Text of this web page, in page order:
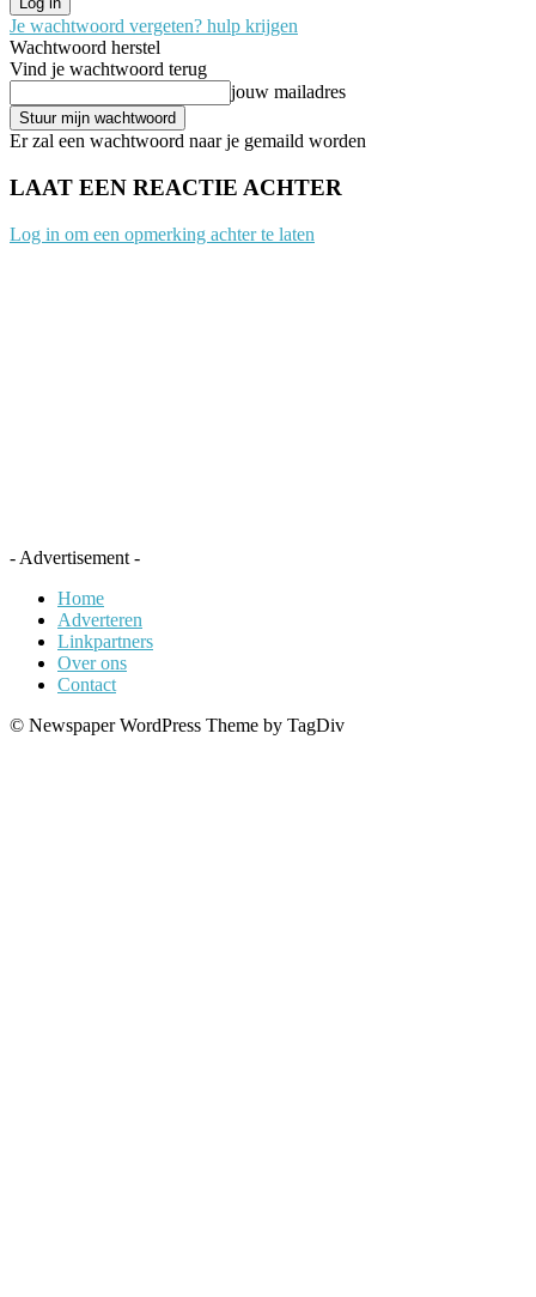
Je wachtwoord vergeten? hulp krijgen
Wachtwoord herstel
Vind je wachtwoord terug
jouw mailadres
Er zal een wachtwoord naar je gemaild worden
LAAT EEN REACTIE ACHTER
Log in om een opmerking achter te laten
- Advertisement -
Home
Adverteren
Linkpartners
Over ons
Contact
© Newspaper WordPress Theme by TagDiv